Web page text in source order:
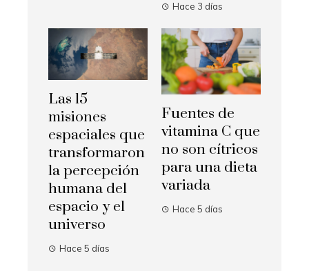
Hace 3 días
Las 15
misiones
espaciales que
transformaron
la percepción
humana del
espacio y el
universo
Hace 5 días
Fuentes de
vitamina C que
no son cítricos
para una dieta
variada
Hace 5 días